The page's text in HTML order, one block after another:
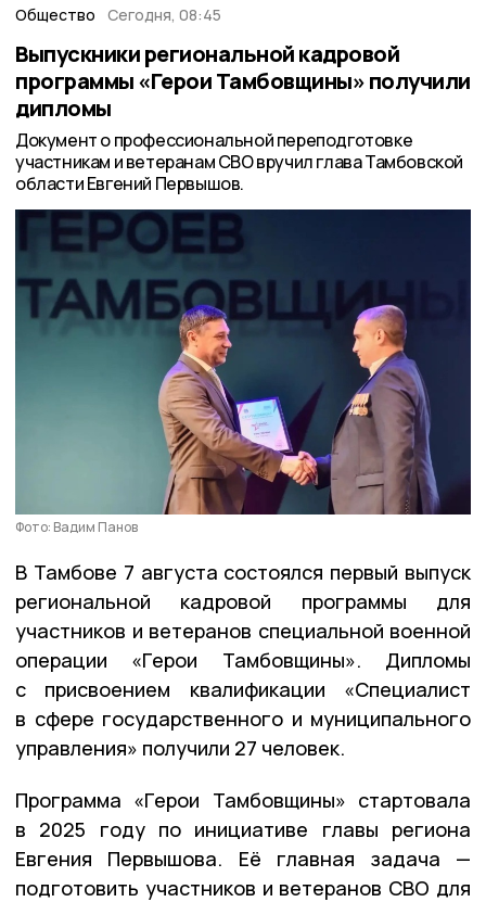
Общество Сегодня, 08:45
Выпускники региональной кадровой
программы «Герои Тамбовщины» получили
дипломы
Документ о профессиональной переподготовке
участникам и ветеранам СВО вручил глава Тамбовской
области Евгений Первышов.
Фото: Вадим Панов
В Тамбове 7 августа состоялся первый выпуск
региональной кадровой программы для
участников и ветеранов специальной военной
операции «Герои Тамбовщины». Дипломы
с присвоением квалификации «Специалист
в сфере государственного и муниципального
управления» получили 27 человек.
Программа «Герои Тамбовщины» стартовала
в 2025 году по инициативе главы региона
Евгения Первышова. Её главная задача —
подготовить участников и ветеранов СВО для